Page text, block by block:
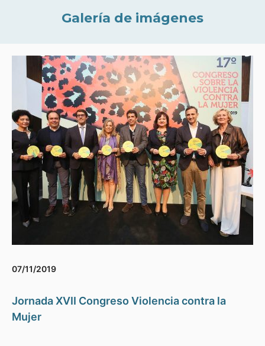
Galería de imágenes
07/11/2019
Jornada XVII Congreso Violencia contra la
Mujer